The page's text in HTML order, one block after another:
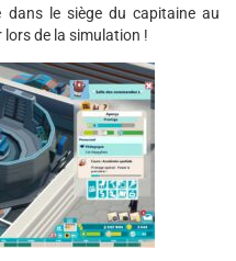
le siège du capitaine au
lors de la simulation !